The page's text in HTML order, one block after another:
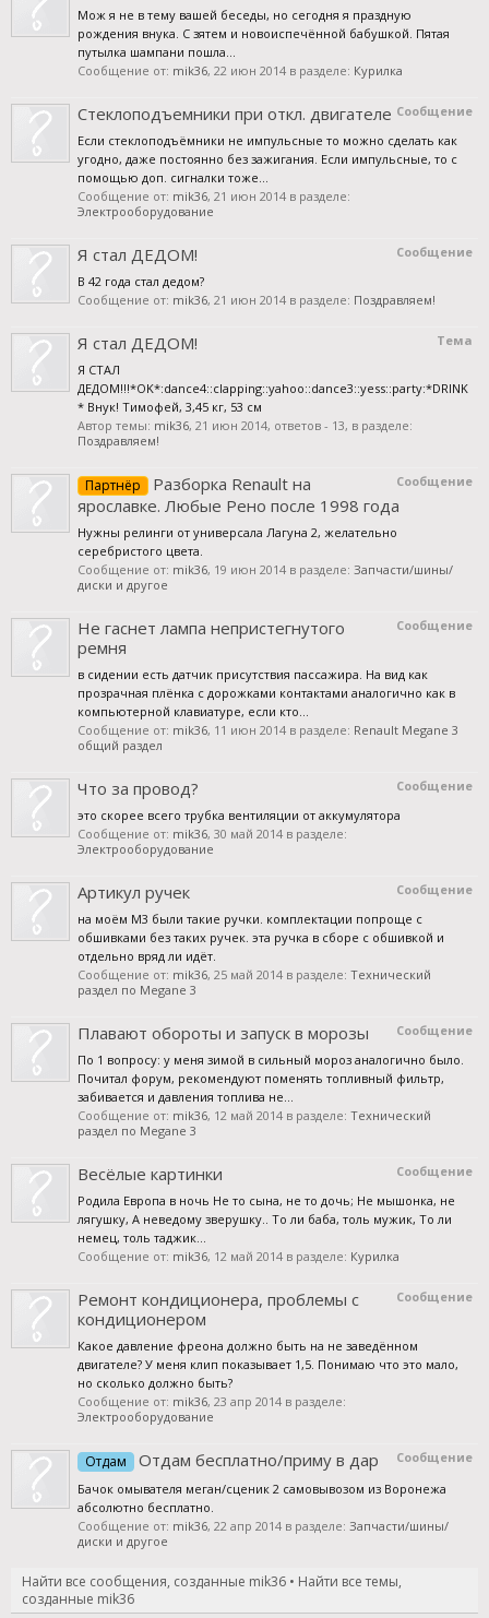
Мож я не в тему вашей беседы, но сегодня я праздную
рождения внука. С зятем и новоиспечённой бабушкой. Пятая
путылка шампани пошла...
Сообщение от: mik36, 22 июн 2014 в разделе: Курилка
Сообщение
Стеклоподъемники при откл. двигателе
Если стеклоподъёмники не импульсные то можно сделать как
угодно, даже постоянно без зажигания. Если импульсные, то с
помощью доп. сигналки тоже...
Сообщение от: mik36, 21 июн 2014 в разделе:
Электрооборудование
Сообщение
Я стал ДЕДОМ!
В 42 года стал дедом?
Сообщение от: mik36, 21 июн 2014 в разделе: Поздравляем!
Тема
Я стал ДЕДОМ!
Я СТАЛ
ДЕДОМ!!!*OK*:dance4::clapping::yahoo::dance3::yess::party:*DRINK
* Внук! Тимофей, 3,45 кг, 53 см
Автор темы: mik36, 21 июн 2014, ответов - 13, в разделе:
Поздравляем!
Сообщение
Партнёр
Разборка Renault на
ярославке. Любые Рено после 1998 года
Нужны релинги от универсала Лагуна 2, желательно
серебристого цвета.
Сообщение от: mik36, 19 июн 2014 в разделе: Запчасти/шины/
диски и другое
Сообщение
Не гаснет лампа непристегнутого
ремня
в сидении есть датчик присутствия пассажира. На вид как
прозрачная плёнка с дорожками контактами аналогично как в
компьютерной клавиатуре, если кто...
Сообщение от: mik36, 11 июн 2014 в разделе: Renault Megane 3
общий раздел
Сообщение
Что за провод?
это скорее всего трубка вентиляции от аккумулятора
Сообщение от: mik36, 30 май 2014 в разделе:
Электрооборудование
Сообщение
Артикул ручек
на моём М3 были такие ручки. комплектации попроще с
обшивками без таких ручек. эта ручка в сборе с обшивкой и
отдельно вряд ли идёт.
Сообщение от: mik36, 25 май 2014 в разделе: Технический
раздел по Megane 3
Сообщение
Плавают обороты и запуск в морозы
По 1 вопросу: у меня зимой в сильный мороз аналогично было.
Почитал форум, рекомендуют поменять топливный фильтр,
забивается и давления топлива не...
Сообщение от: mik36, 12 май 2014 в разделе: Технический
раздел по Megane 3
Сообщение
Весёлые картинки
Родила Европа в ночь Не то сына, не то дочь; Не мышонка, не
лягушку, А неведому зверушку.. То ли баба, толь мужик, То ли
немец, толь таджик...
Сообщение от: mik36, 12 май 2014 в разделе: Курилка
Сообщение
Ремонт кондиционера, проблемы с
кондиционером
Какое давление фреона должно быть на не заведённом
двигателе? У меня клип показывает 1,5. Понимаю что это мало,
но сколько должно быть?
Сообщение от: mik36, 23 апр 2014 в разделе:
Электрооборудование
Сообщение
Отдам Отдам бесплатно/приму в дар
Бачок омывателя меган/сценик 2 самовывозом из Воронежа
абсолютно бесплатно.
Сообщение от: mik36, 22 апр 2014 в разделе: Запчасти/шины/
диски и другое
Найти все сообщения, созданные mik36
Найти все темы,
созданные mik36